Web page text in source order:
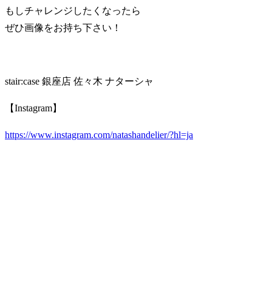
もしチャレンジしたくなったら
ぜひ画像をお持ち下さい！
stair:case 銀座店 佐々木 ナターシャ
【Instagram】
https://www.instagram.com/natashandelier/?hl=ja